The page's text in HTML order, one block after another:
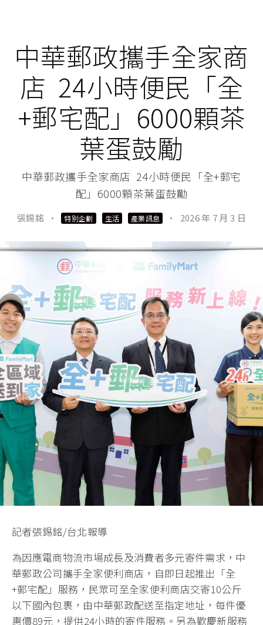
中華郵政攜手全家商
店 24小時便民「全
+郵宅配」6000顆茶
葉蛋鼓勵
中華郵政攜手全家商店 24小時便民「全+郵宅
配」6000顆茶葉蛋鼓勵
張錫銘 · 特別企劃 生活 產業訊息 · 2026 年 7 月 3 日
記者張錫銘/台北報導
為因應電商物流市場成長及消費者多元寄件需求，中
華郵政公司攜手全家便利商店，自即日起推出「全
+郵宅配」服務，民眾可至全家便利商店交寄10公斤
以下國內包裹，由中華郵政配送至指定地址，每件優
惠價89元，提供24小時的寄件服務。另為歡慶新服務